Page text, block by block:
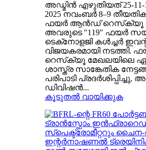
അഡ്മിൻ എഴുതിയത് 25-11-
2025 നവംബർ 8–9
ഫയർ ആൻഡ് റെസ്‌ക്യൂ
അവരുടെ "119" ഫയർ
ടെക്‌നോളജി കൾച്ചർ
വിജയകരമായി
റെസ്‌ക്യൂ മേഖലയിലെ
ശാസ്ത്ര സാങ്കേതിക
പരിപാടി പ്രദർശിപ്പിച്ചു,
ഡിവിഷൻ...
കൂടുതൽ വായിക്കുക